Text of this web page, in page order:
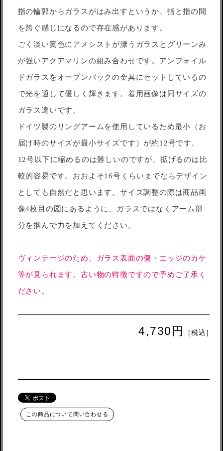
指の輪郭からガラスがはみ出すというか、指と指の間
を跨ぐ感じになるので存在感があります。
ごく淡い黄色にアメシストが漂うガラスとグリーンみ
が強いアクアマリンの組み合わせです。アンフォイル
ドガラスをオープンバックの金具にセットしているの
で光を通して優しく輝きます。着用画像は同サイズの
ガラス違いです。
ドイツ製のリングアームを使用しているため最小（お
届け時のサイズが最小サイズです）が約12号です。
12号以下に縮めるのは難しいのですが、拡げるのは比
較的容易です。おおよそ16号くらいまでならデザイン
としても自然だと思います。サイズ調整の際は商品画
像4枚目の図にあるように、ガラスではなくアーム部
分を掴んで力を加えてください。
ヴィンテージのため、ガラス表面の傷・エッジのカケ
等が見られます。古い物の特徴ですので予めご了承く
ださい。
4,730円 [税込]
この商品について問い合わせる